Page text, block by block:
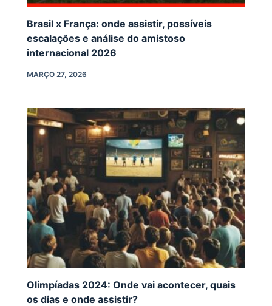
Brasil x França: onde assistir, possíveis
escalações e análise do amistoso
internacional 2026
MARÇO 27, 2026
Olimpíadas 2024: Onde vai acontecer, quais
os dias e onde assistir?